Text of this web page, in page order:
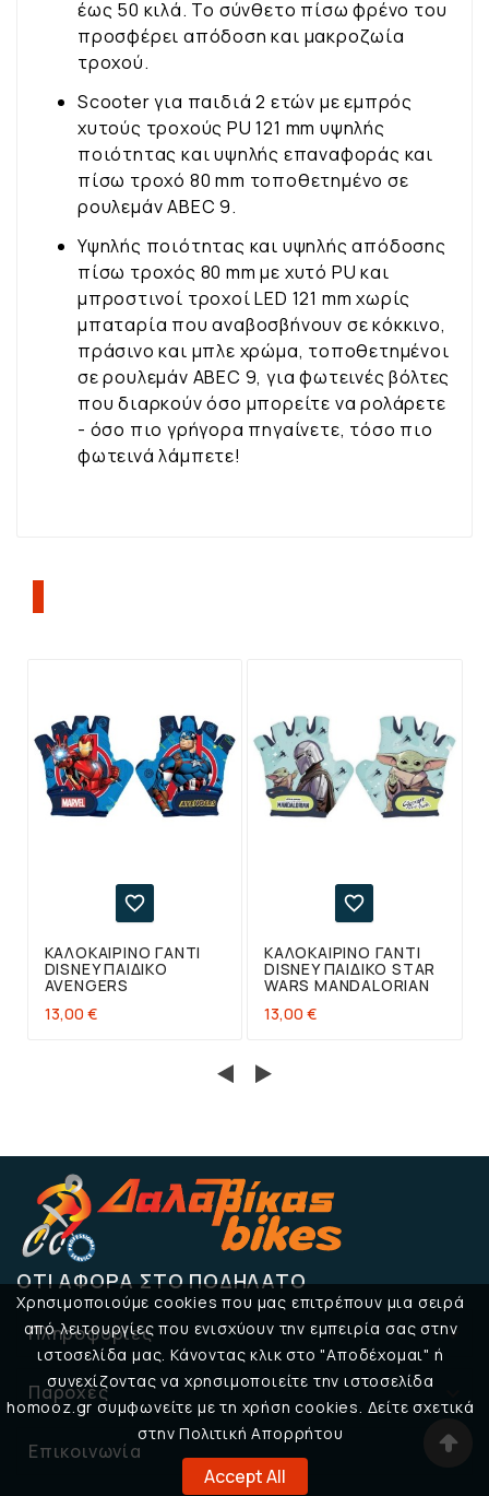
Χρησιμοποιούμε cookies που μας επιτρέπουν μια σειρά
από λειτουργίες που ενισχύουν την εμπειρία σας στην
ιστοσελίδα μας. Κάνοντας κλικ στο "Αποδέχομαι" ή
συνεχίζοντας να χρησιμοποιείτε την ιστοσελίδα
homooz.gr συμφωνείτε με τη χρήση cookies. Δείτε σχετικά
στην Πολιτική Απορρήτου
Accept All
έως 50 κιλά. Το σύνθετο πίσω φρένο του
προσφέρει απόδοση και μακροζωία
τροχού.
Scooter για παιδιά 2 ετών με εμπρός
χυτούς τροχούς PU 121 mm υψηλής
ποιότητας και υψηλής επαναφοράς και
πίσω τροχό 80 mm τοποθετημένο σε
ρουλεμάν ABEC 9.
Υψηλής ποιότητας και υψηλής απόδοσης
πίσω τροχός 80 mm με χυτό PU και
μπροστινοί τροχοί LED 121 mm χωρίς
μπαταρία που αναβοσβήνουν σε κόκκινο,
πράσινο και μπλε χρώμα, τοποθετημένοι
σε ρουλεμάν ABEC 9, για φωτεινές βόλτες
που διαρκούν όσο μπορείτε να ρολάρετε
- όσο πιο γρήγορα πηγαίνετε, τόσο πιο
φωτεινά λάμπετε!

ΚΑΛΟΚΑΙΡΙΝΌ ΓΆΝΤΙ
DISNEY ΠΑΙΔΙΚΌ
AVENGERS
13,00 €

ΚΑΛΟΚΑΙΡΙΝΌ ΓΆΝΤΙ
DISNEY ΠΑΙΔΙΚΌ STAR
WARS MANDALORIAN
13,00 €
ΌΤΙ ΑΦΟΡΆ ΣΤΟ ΠΟΔΉΛΑΤΟ
Πληροφορίες 
Παροχές
Επικοινωνία 